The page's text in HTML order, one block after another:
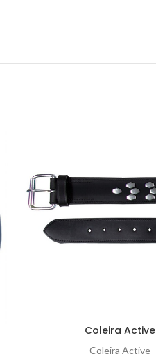
Coleira Active
Coleira Active